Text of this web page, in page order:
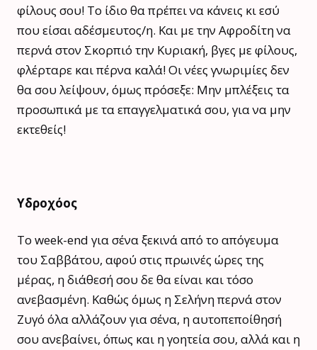
φίλους σου! Το ίδιο θα πρέπει να κάνεις κι εσύ
που είσαι αδέσμευτος/η. Και με την Αφροδίτη να
περνά στον Σκορπιό την Κυριακή, βγες με φίλους,
φλέρταρε και πέρνα καλά! Οι νέες γνωριμίες δεν
θα σου λείψουν, όμως πρόσεξε: Μην μπλέξεις τα
προσωπικά με τα επαγγελματικά σου, για να μην
εκτεθείς!
Υδροχόος
Το week-end για σένα ξεκινά από το απόγευμα
του Σαββάτου, αφού στις πρωινές ώρες της
μέρας, η διάθεσή σου δε θα είναι και τόσο
ανεβασμένη. Καθώς όμως η Σελήνη περνά στον
Ζυγό όλα αλλάζουν για σένα, η αυτοπεποίθησή
σου ανεβαίνει, όπως και η γοητεία σου, αλλά και η